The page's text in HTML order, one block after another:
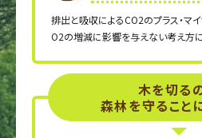
排出と吸収によるCO2のプラス・マ
O2の増減に影響を与えない考え方に
木を切る
森林を守ること